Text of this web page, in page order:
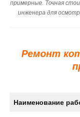
примерные. Точная
инженера для
Ремонт
Наименование